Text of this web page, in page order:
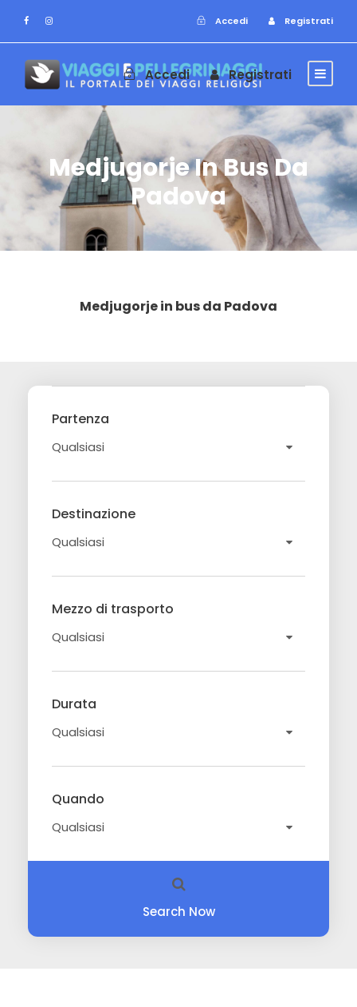
Accedi Registrati
Accedi Registrati
Medjugorje In Bus Da
Padova
Medjugorje in bus da Padova
Partenza
Destinazione
Mezzo di trasporto
Durata
Quando
Search Now